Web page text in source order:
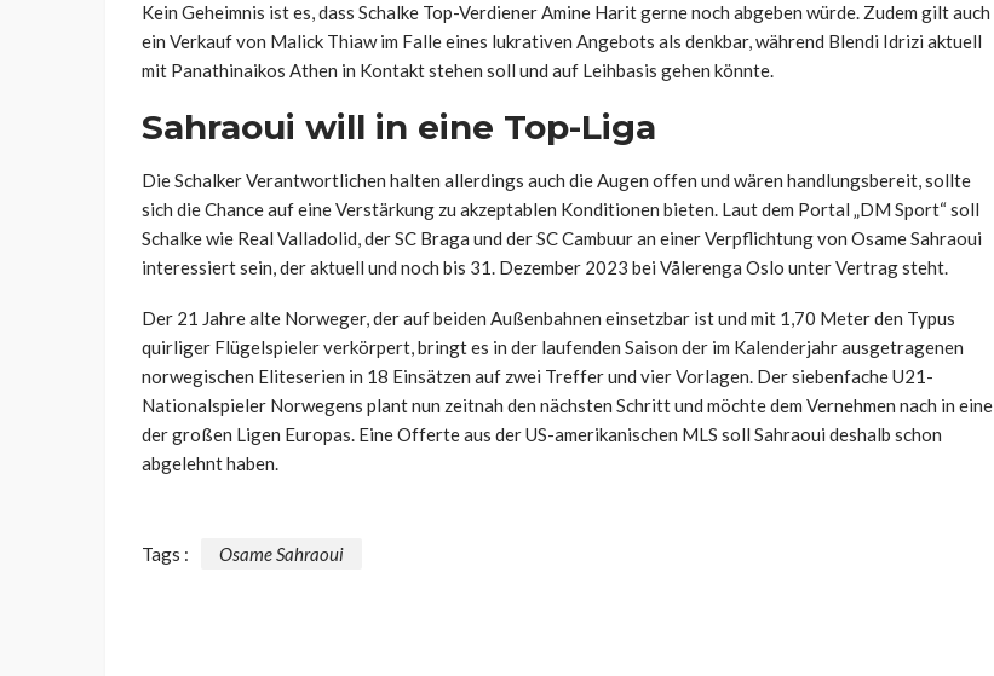
Kein Geheimnis ist es, dass Schalke Top-Verdiener Amine Harit gerne noch abgeben würde. Zudem gilt auch
ein Verkauf von Malick Thiaw im Falle eines lukrativen Angebots als denkbar, während Blendi Idrizi aktuell
mit Panathinaikos Athen in Kontakt stehen soll und auf Leihbasis gehen könnte.
Sahraoui will in eine Top-Liga
Die Schalker Verantwortlichen halten allerdings auch die Augen offen und wären handlungsbereit, sollte
sich die Chance auf eine Verstärkung zu akzeptablen Konditionen bieten. Laut dem Portal „DM Sport“ soll
Schalke wie Real Valladolid, der SC Braga und der SC Cambuur an einer Verpflichtung von Osame Sahraoui
interessiert sein, der aktuell und noch bis 31. Dezember 2023 bei Vålerenga Oslo unter Vertrag steht.
Der 21 Jahre alte Norweger, der auf beiden Außenbahnen einsetzbar ist und mit 1,70 Meter den Typus
quirliger Flügelspieler verkörpert, bringt es in der laufenden Saison der im Kalenderjahr ausgetragenen
norwegischen Eliteserien in 18 Einsätzen auf zwei Treffer und vier Vorlagen. Der siebenfache U21-
Nationalspieler Norwegens plant nun zeitnah den nächsten Schritt und möchte dem Vernehmen nach in eine
der großen Ligen Europas. Eine Offerte aus der US-amerikanischen MLS soll Sahraoui deshalb schon
abgelehnt haben.
Tags : Osame Sahraoui